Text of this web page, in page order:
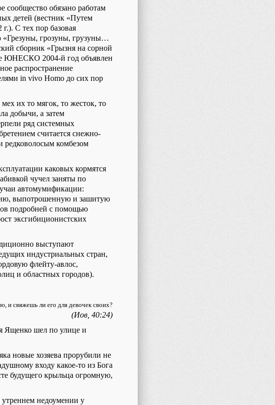
сообщество обязано работам
детей (вестник «Путем
С тех пор базовая
грозуны, грузуны…
сборник «Грызня на сорной
ЮНЕСКО 2004-й год объявлен
распространение
in vivo Homo до сих пор
их то мягок, то жесток, то
добычи, а затем
ряд системных
считается снежно-
редковолосым комбезом
каковых кормятся
чучел заняты по
автомумификации:
выпотрошенную и зашитую
подробней с помощью
эксгибиционистских
выступают
индустриальных стран,
флейту-авлос,
и областных городов).
и свяжешь ли его для девочек своих?
(Иов, 40:24)
Ященко шел по улице и
новые хозяева прорубили не
входу какое-то из Бога
будущего крыльца огромную,
утреннем недоумении у